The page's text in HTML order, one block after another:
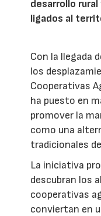
desarrollo
ligados al
Con la llegada
los
Cooperativas
ha puesto en
promover la
como una
tradicionales
La iniciativa
descubran los
cooperativas
conviertan en